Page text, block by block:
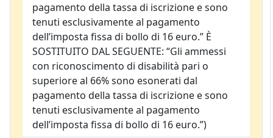
pagamento della tassa di iscrizione e sono
tenuti esclusivamente al pagamento
dell’imposta fissa di bollo di 16 euro.” È
SOSTITUITO DAL SEGUENTE: “Gli ammessi
con riconoscimento di disabilità pari o
superiore al 66% sono esonerati dal
pagamento della tassa di iscrizione e sono
tenuti esclusivamente al pagamento
dell’imposta fissa di bollo di 16 euro.”)